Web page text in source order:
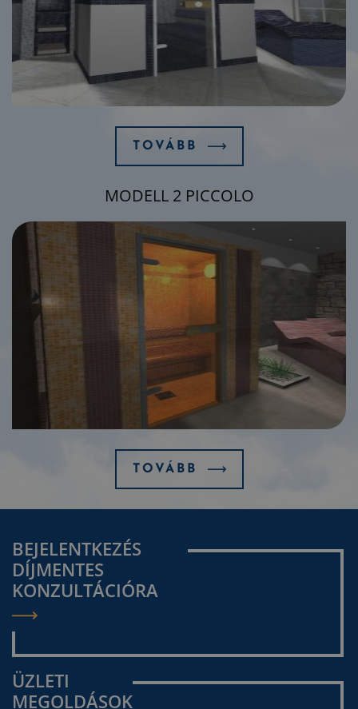
BEJELENTKEZÉS
DÍJMENTES
KONZULTÁCIÓRA
ÜZLETI
MEGOLDÁSOK
TOVÁBB
MODELL 2 PICCOLO
TOVÁBB